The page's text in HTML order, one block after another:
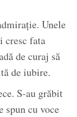
Unele
cresc fata
de curaj să
de iubire.
S-au grăbit
spun cu voce